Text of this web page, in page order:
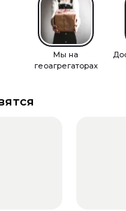
Мы на
геоагрегаторах